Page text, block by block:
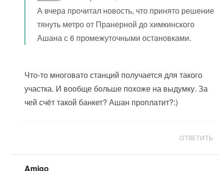
А вчера прочитал новость, что принято решение
тянуть метро от Пранерной до химкинского
Ашана с 6 промежуточными остановками.
Что-то многовато станций получается для такого
участка. И вообще больше похоже на выдумку. За
чей счёт такой банкет? Ашан проплатит?:)
ОТВЕТИТЬ
Amigo